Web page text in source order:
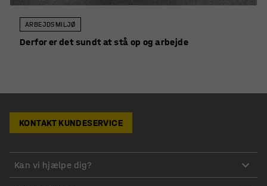
ARBEJDSMILJØ
Derfor er det sundt at stå op og arbejde
KONTAKT KUNDESERVICE
Kan vi hjælpe dig?